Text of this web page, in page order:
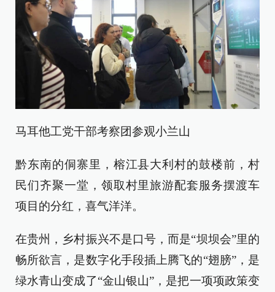
马耳他工党干部考察团参观小兰山
黔东南的侗寨里，榕江县大利村的鼓楼前，村
民们齐聚一堂，领取村里旅游配套服务摆渡车
项目的分红，喜气洋洋。
在贵州，乡村振兴不是口号，而是“坝坝会”里的
畅所欲言，是数字化手段插上腾飞的“翅膀”，是
绿水青山变成了“金山银山”，是把一项项政策变